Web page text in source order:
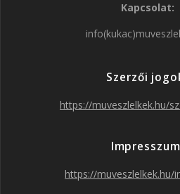
o
s
r
Kapcsolat:
Szerzői
https://muveszlelkek.hu/
https://muveszlelkek.hu/